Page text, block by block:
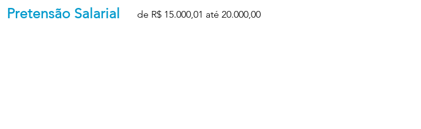
Pretensão Salarial de R$ 15.000,01 até 20.000,00